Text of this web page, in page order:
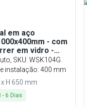
em aço
- com
em vidro -
SKU:WSK104G
instalação: 400 mm
H 650 mm
- 6 Dias